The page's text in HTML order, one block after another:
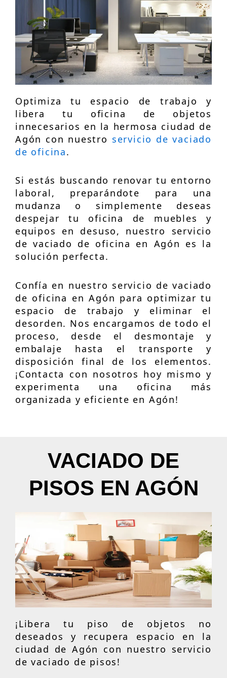
Optimiza tu espacio de trabajo y
libera tu oficina de objetos
innecesarios en la hermosa ciudad de
Agón con nuestro servicio de vaciado
de oficina.
Si estás buscando renovar tu entorno
laboral, preparándote para una
mudanza o simplemente deseas
despejar tu oficina de muebles y
equipos en desuso, nuestro servicio
de vaciado de oficina en Agón es la
solución perfecta.
Confía en nuestro servicio de vaciado
de oficina en Agón para optimizar tu
espacio de trabajo y eliminar el
desorden. Nos encargamos de todo el
proceso, desde el desmontaje y
embalaje hasta el transporte y
disposición final de los elementos.
¡Contacta con nosotros hoy mismo y
experimenta una oficina más
organizada y eficiente en Agón!
VACIADO DE
PISOS EN AGÓN
¡Libera tu piso de objetos no
deseados y recupera espacio en la
ciudad de Agón con nuestro servicio
de vaciado de pisos!